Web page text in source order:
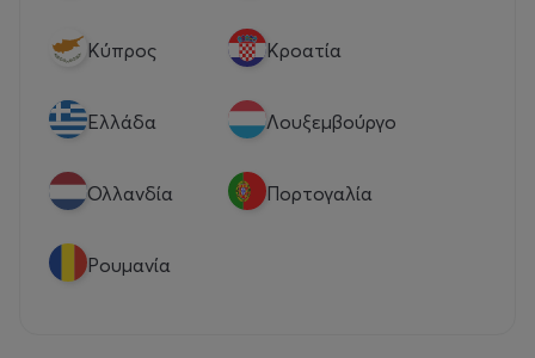
Κύπρος Κροατία
Eλλάδα Λουξεμβούργο
Ολλανδία Πορτογαλία
Ρουμανία